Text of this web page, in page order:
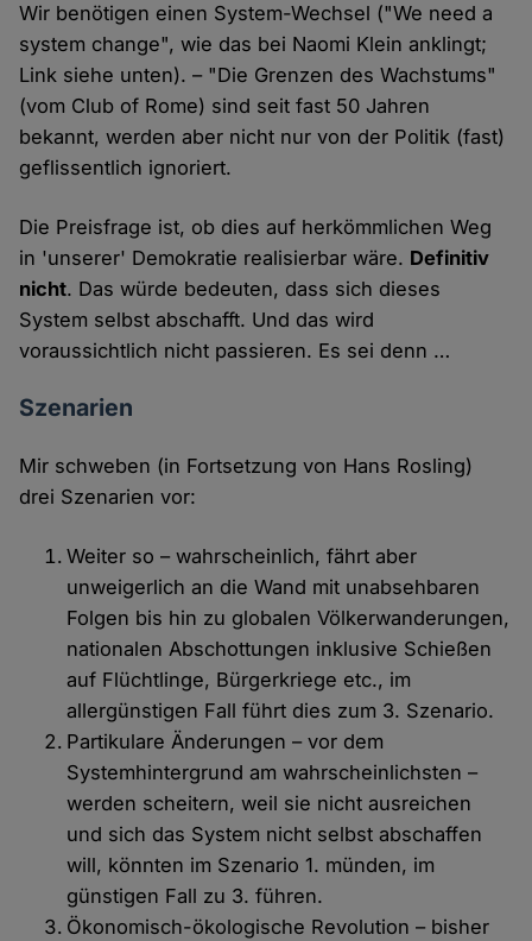
Wir benötigen einen System-Wechsel ("We need a
system change", wie das bei Naomi Klein anklingt;
Link siehe unten). – "Die Grenzen des Wachstums"
(vom Club of Rome) sind seit fast 50 Jahren
bekannt, werden aber nicht nur von der Politik (fast)
geflissentlich ignoriert.
Die Preisfrage ist, ob dies auf herkömmlichen Weg
in 'unserer' Demokratie realisierbar wäre. Definitiv
nicht. Das würde bedeuten, dass sich dieses
System selbst abschafft. Und das wird
voraussichtlich nicht passieren. Es sei denn …
Szenarien
Mir schweben (in Fortsetzung von Hans Rosling)
drei Szenarien vor:
Weiter so – wahrscheinlich, fährt aber
unweigerlich an die Wand mit unabsehbaren
Folgen bis hin zu globalen Völkerwanderungen,
nationalen Abschottungen inklusive Schießen
auf Flüchtlinge, Bürgerkriege etc., im
allergünstigen Fall führt dies zum 3. Szenario.
Partikulare Änderungen – vor dem
Systemhintergrund am wahrscheinlichsten –
werden scheitern, weil sie nicht ausreichen
und sich das System nicht selbst abschaffen
will, könnten im Szenario 1. münden, im
günstigen Fall zu 3. führen.
Ökonomisch-ökologische Revolution – bisher